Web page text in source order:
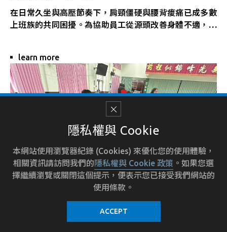
地實務案例與感人故事，從保育教育、社區參與到產業轉
型，讓員工不僅認識生態議題，更感受到自己也能成為永
續行動的一份子。
一部分，此次講座不僅讓同仁提升永續視野，也展現企業
透過知識啟發、價值溝通所扮演的關鍵角色。
綠意共生，不只是一種理想，更是一種「可以從你我開始
的行動」。
在日常久坐與高壓節奏下，肩頸僵硬與腰背痠痛已成多數
上班族的共同困擾。為協助員工從源頭改善身體不適，強
軒教官蒞臨分享，帶領同仁認識身體訊號、掌握舒緩技
巧，現場氣氛熱烈，實用效果立竿見影。
認識筋膜，從覺察開始
講座中，洪教官以輕鬆幽默的方式，深入剖析筋膜緊繃的
成因，並點出常見職場族群久坐所導致的隱性痠痛與錯誤
代償姿勢。他特別強調五大關鍵觀念，幫助員工在日常中
有效落實身體保養：
• 了解筋膜緊繃的根本原因
• 建立正確的呼吸節奏與運動意識
• 增強內外核心穩定度
• 區辨「活動」與「運動」的本質差異
learn more
隱私權與 Cookie
本網站使用瀏覽器紀錄 (Cookies) 來優化您的使用體驗，
相關資訊請訪問我們的隱私權與 Cookie 政策 。如果您選
擇繼續瀏覽或關閉這個提示，便表示您已接受我們網站的
使用條款。
ACCEPT